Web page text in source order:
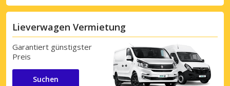
Lieverwagen Vermietung
Garantiert günstigster
Preis
Suchen